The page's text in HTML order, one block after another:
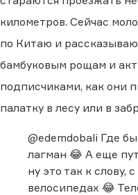
километров. Сейчас
по Китаю и
бамбуковым рощам и
подписчиками, как они
палатку в лесу или в
@edemdobali Где
лагман 😂 А еще
ну это так к слову,
велосипедах 😂